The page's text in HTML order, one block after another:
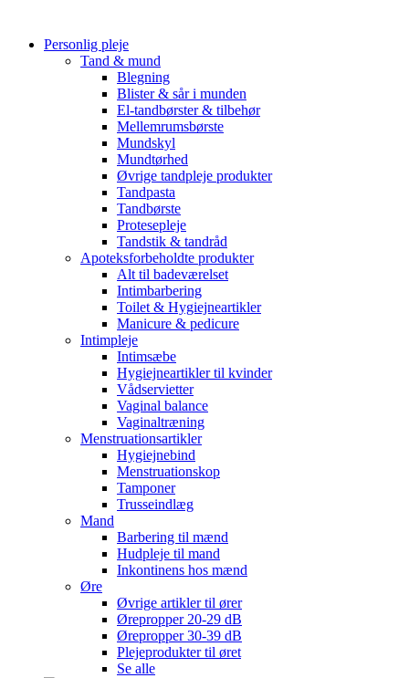
Personlig pleje
Tand & mund
Blegning
Blister & sår i munden
El-tandbørster & tilbehør
Mellemrumsbørste
Mundskyl
Mundtørhed
Øvrige tandpleje produkter
Tandpasta
Tandbørste
Protesepleje
Tandstik & tandråd
Apoteksforbeholdte produkter
Alt til badeværelset
Intimbarbering
Toilet & Hygiejneartikler
Manicure & pedicure
Intimpleje
Intimsæbe
Hygiejneartikler til kvinder
Vådservietter
Vaginal balance
Vaginaltræning
Menstruationsartikler
Hygiejnebind
Menstruationskop
Tamponer
Trusseindlæg
Mand
Barbering til mænd
Hudpleje til mand
Inkontinens hos mænd
Øre
Øvrige artikler til ører
Ørepropper 20-29 dB
Ørepropper 30-39 dB
Plejeprodukter til øret
Se alle